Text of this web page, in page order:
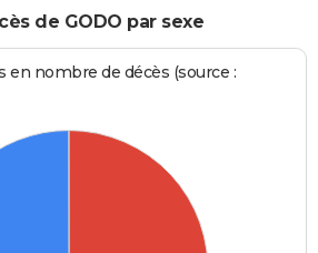
de GODO par sexe
en nombre de décès (source :